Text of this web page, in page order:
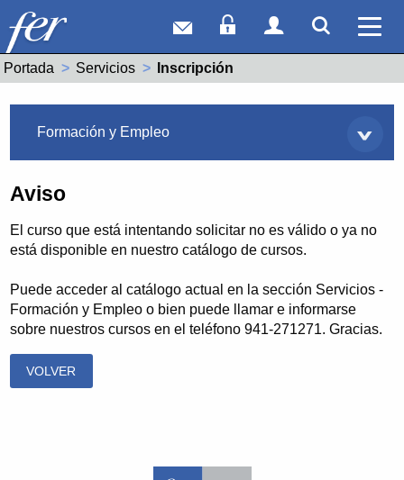
Correo webAcceso Socios
Acceso
Portada Servicios Actual:
Inscripción
Formación y Empleo
Aviso
El curso que está intentando solicitar no es válido o ya no
está disponible en nuestro catálogo de cursos.
Puede acceder al catálogo actual en la sección Servicios -
Formación y Empleo o bien puede llamar e informarse
sobre nuestros cursos en el teléfono 941-271271. Gracias.
VOLVER